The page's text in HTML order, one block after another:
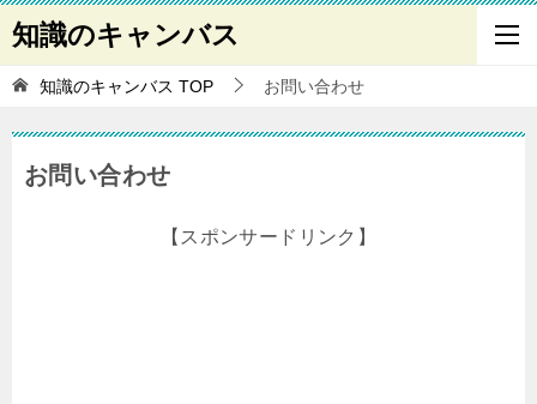
知識のキャンバス
知識のキャンバス TOP お問い合わせ
お問い合わせ
【スポンサードリンク】